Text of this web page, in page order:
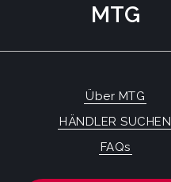
MTG
Über MTG
HÄNDLER SUCHEN
FAQs